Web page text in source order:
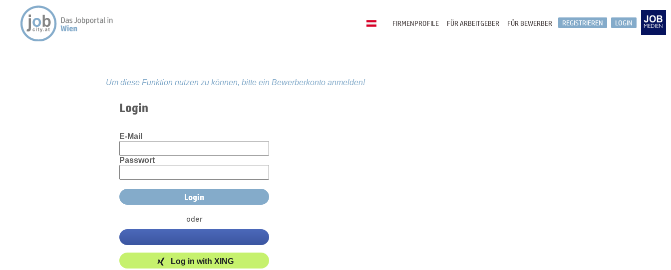
LOGIN
REGISTRIEREN
FÜR BEWERBER
FÜR ARBEITGEBER
FIRMENPROFILE
Um diese Funktion nutzen zu können, bitte ein Bewerberkonto anmelden!
Login
E-Mail
Passwort
oder
Log in with XING